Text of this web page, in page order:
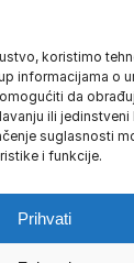
koristimo
informacijama o
da
ili
suglasnosti
i funkcije.
Prihvati
vozila s